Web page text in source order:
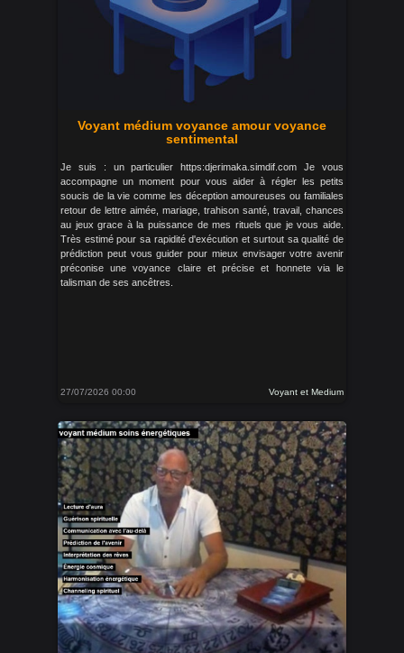
Voyant médium voyance amour voyance
sentimental
Je suis : un particulier https:djerimaka.simdif.com Je vous
accompagne un moment pour vous aider à régler les petits
soucis de la vie comme les déception amoureuses ou familiales
retour de lettre aimée, mariage, trahison santé, travail, chances
au jeux grace à la puissance de mes rituels que je vous aide.
Très estimé pour sa rapidité d'exécution et surtout sa qualité de
prédiction peut vous guider pour mieux envisager votre avenir
préconise une voyance claire et précise et honnete via le
talisman de ses ancêtres.
27/07/2026 00:00 Voyant et Medium